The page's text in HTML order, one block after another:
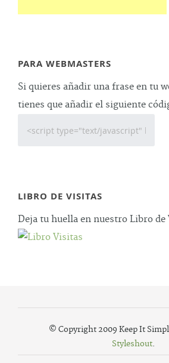
PARA WEBMASTERS
Si quieres añadir una frase en tu
tienes que añadir el siguiente
LIBRO DE VISITAS
Deja tu huella en nuestro Libro de
© Copyright 2009 Keep It
Styleshout.